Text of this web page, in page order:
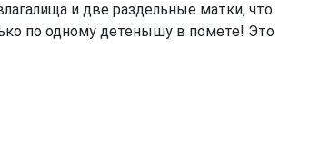
и две раздельные матки, что
по одному детенышу в помете! Это